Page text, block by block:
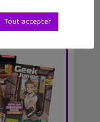
Tout accepter